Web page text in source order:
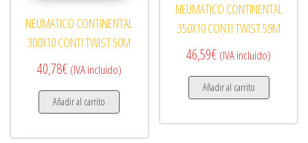
NEUMATICO CONTINENTAL
300X10 CONTI TWIST 50M
40,78€ (IVA incluido)
Añadir al carrito
NEUMATICO CONTINENTAL
350X10 CONTI TWIST 59M
46,59€ (IVA incluido)
Añadir al carrito